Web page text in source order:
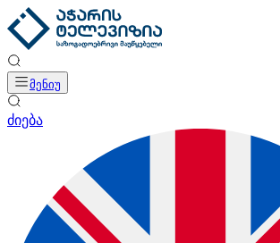
მენიუ
ძიება